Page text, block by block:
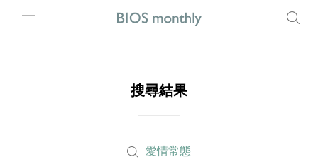
搜尋結果
愛情常態